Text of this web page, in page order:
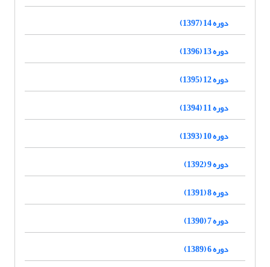
دوره 14 (1397)
دوره 13 (1396)
دوره 12 (1395)
دوره 11 (1394)
دوره 10 (1393)
دوره 9 (1392)
دوره 8 (1391)
دوره 7 (1390)
دوره 6 (1389)